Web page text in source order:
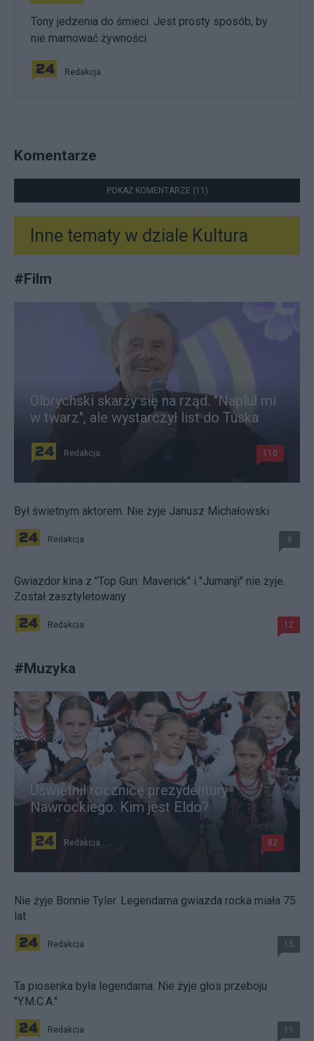
Tony jedzenia do śmieci. Jest prosty sposób, by
nie marnować żywności
Redakcja
Komentarze
POKAŻ KOMENTARZE (11)
Inne tematy w dziale Kultura
#Film
Olbrychski skarży się na rząd. "Napluł mi
w twarz", ale wystarczył list do Tuska
Redakcja 110
Był świetnym aktorem. Nie żyje Janusz Michałowski
Redakcja 8
Gwiazdor kina z "Top Gun: Maverick" i "Jumanji" nie żyje.
Został zasztyletowany
Redakcja 12
#Muzyka
Uświetnił rocznicę prezydentury
Nawrockiego. Kim jest Eldo?
Redakcja 82
Nie żyje Bonnie Tyler. Legendarna gwiazda rocka miała 75
lat
Redakcja 15
Ta piosenka była legendarna. Nie żyje głos przeboju
"Y.M.C.A."
Redakcja 11